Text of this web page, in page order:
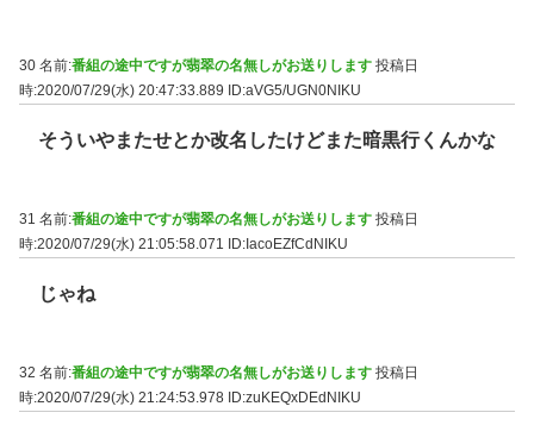
30 名前:番組の途中ですが翡翠の名無しがお送りします 投稿日
時:2020/07/29(水) 20:47:33.889
ID:aVG5/UGN0NIKU
そういやまたせとか改名したけどまた暗黒行くんかな
31 名前:番組の途中ですが翡翠の名無しがお送りします 投稿日
時:2020/07/29(水) 21:05:58.071
ID:IacoEZfCdNIKU
じゃね
32 名前:番組の途中ですが翡翠の名無しがお送りします 投稿日
時:2020/07/29(水) 21:24:53.978 ID:zuKEQxDEdNIKU